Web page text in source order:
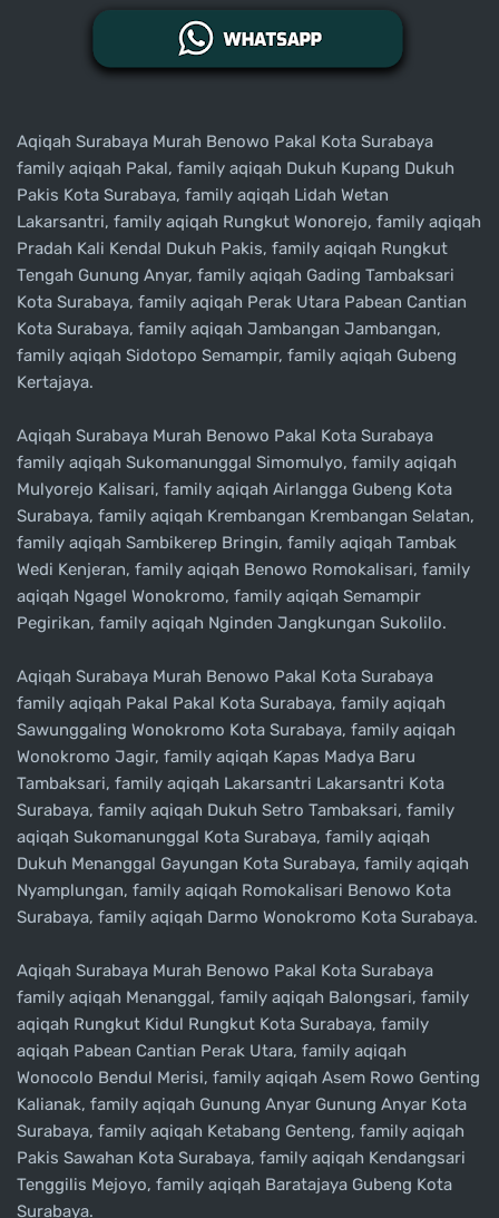
Aqiqah Surabaya Murah Benowo Pakal Kota Surabaya
family aqiqah Pakal, family aqiqah Dukuh Kupang Dukuh
Pakis Kota Surabaya, family aqiqah Lidah Wetan
Lakarsantri, family aqiqah Rungkut Wonorejo, family aqiqah
Pradah Kali Kendal Dukuh Pakis, family aqiqah Rungkut
Tengah Gunung Anyar, family aqiqah Gading Tambaksari
Kota Surabaya, family aqiqah Perak Utara Pabean Cantian
Kota Surabaya, family aqiqah Jambangan Jambangan,
family aqiqah Sidotopo Semampir, family aqiqah Gubeng
Kertajaya.
Aqiqah Surabaya Murah Benowo Pakal Kota Surabaya
family aqiqah Sukomanunggal Simomulyo, family aqiqah
Mulyorejo Kalisari, family aqiqah Airlangga Gubeng Kota
Surabaya, family aqiqah Krembangan Krembangan Selatan,
family aqiqah Sambikerep Bringin, family aqiqah Tambak
Wedi Kenjeran, family aqiqah Benowo Romokalisari, family
aqiqah Ngagel Wonokromo, family aqiqah Semampir
Pegirikan, family aqiqah Nginden Jangkungan Sukolilo.
Aqiqah Surabaya Murah Benowo Pakal Kota Surabaya
family aqiqah Pakal Pakal Kota Surabaya, family aqiqah
Sawunggaling Wonokromo Kota Surabaya, family aqiqah
Wonokromo Jagir, family aqiqah Kapas Madya Baru
Tambaksari, family aqiqah Lakarsantri Lakarsantri Kota
Surabaya, family aqiqah Dukuh Setro Tambaksari, family
aqiqah Sukomanunggal Kota Surabaya, family aqiqah
Dukuh Menanggal Gayungan Kota Surabaya, family aqiqah
Nyamplungan, family aqiqah Romokalisari Benowo Kota
Surabaya, family aqiqah Darmo Wonokromo Kota Surabaya.
Aqiqah Surabaya Murah Benowo Pakal Kota Surabaya
family aqiqah Menanggal, family aqiqah Balongsari, family
aqiqah Rungkut Kidul Rungkut Kota Surabaya, family
aqiqah Pabean Cantian Perak Utara, family aqiqah
Wonocolo Bendul Merisi, family aqiqah Asem Rowo Genting
Kalianak, family aqiqah Gunung Anyar Gunung Anyar Kota
Surabaya, family aqiqah Ketabang Genteng, family aqiqah
Pakis Sawahan Kota Surabaya, family aqiqah Kendangsari
Tenggilis Mejoyo, family aqiqah Baratajaya Gubeng Kota
Surabaya.